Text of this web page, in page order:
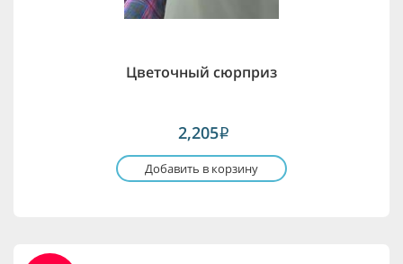
Цветочный сюрприз
2,205i
Добавить в корзину